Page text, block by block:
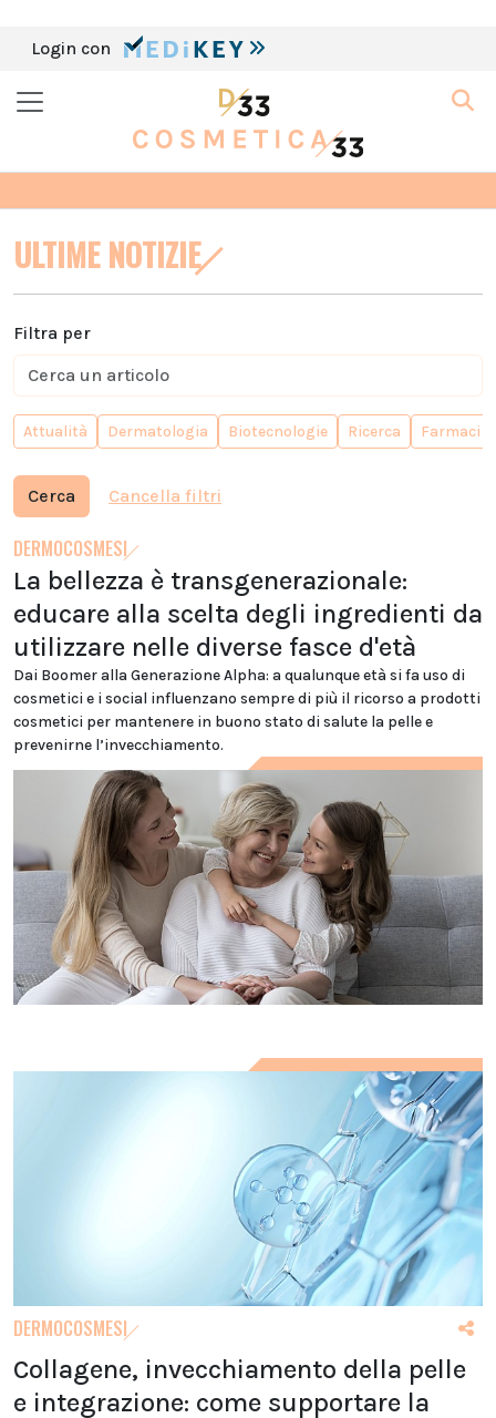
Login con
ULTIME NOTIZIE
Filtra per
Attualità Dermatologia Biotecnologie Ricerca Farmaci
Cerca Cancella filtri
DERMOCOSMESI
La bellezza è transgenerazionale:
educare alla scelta degli ingredienti da
utilizzare nelle diverse fasce d'età
Dai Boomer alla Generazione Alpha: a qualunque età si fa uso di
cosmetici e i social influenzano sempre di più il ricorso a prodotti
cosmetici per mantenere in buono stato di salute la pelle e
prevenirne l’invecchiamento.
DERMOCOSMESI
Collagene, invecchiamento della pelle
e integrazione: come supportare la